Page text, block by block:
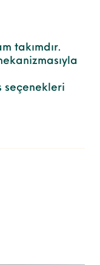
takımdır.
seçenekleri